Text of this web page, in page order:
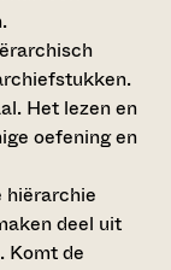
Het lezen en
oefening en
hiërarchie
deel uit
Komt de